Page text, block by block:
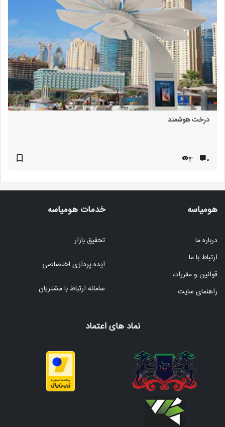
درخت هوشمند
۰ 4
هومیاسه
درباره ما
ارتباط با ما
قوانین و مقررات
راهنمای سایت
خدمات هومیاسه
تحقیق بازار
ایده پردازی اختصاصی
سامانه ارتباط با مشتریان
نماد های اعتماد